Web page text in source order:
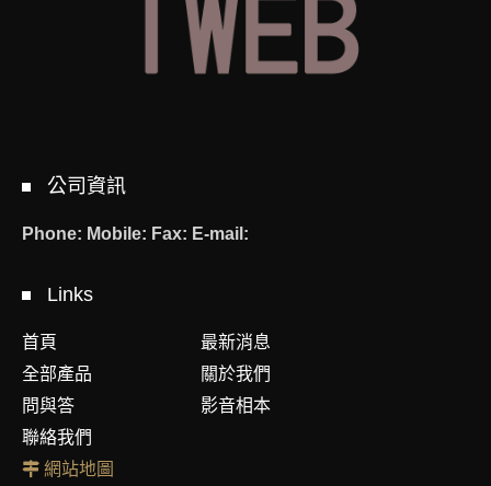
公司資訊
Phone: Mobile: Fax: E-mail:
Links
首頁
最新消息
全部產品
關於我們
問與答
影音相本
聯絡我們
網站地圖